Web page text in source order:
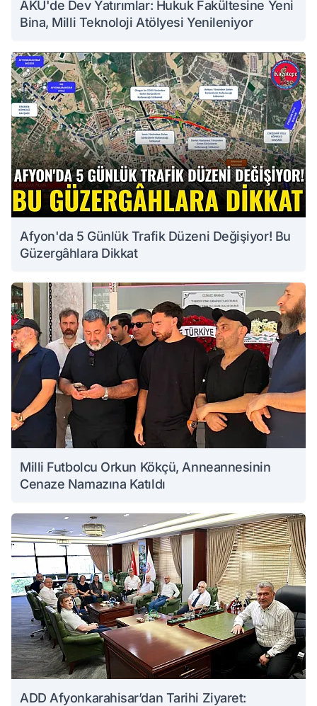
AKÜ'de Dev Yatırımlar: Hukuk Fakültesine Yeni
Bina, Milli Teknoloji Atölyesi Yenileniyor
Afyon'da 5 Günlük Trafik Düzeni Değişiyor! Bu
Güzergâhlara Dikkat
Milli Futbolcu Orkun Kökçü, Anneannesinin
Cenaze Namazına Katıldı
ADD Afyonkarahisar’dan Tarihi Ziyaret: